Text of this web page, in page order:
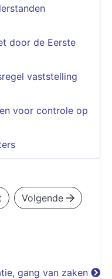
door de Eerste
vaststelling
voor controle op
Volgende
gang van zaken